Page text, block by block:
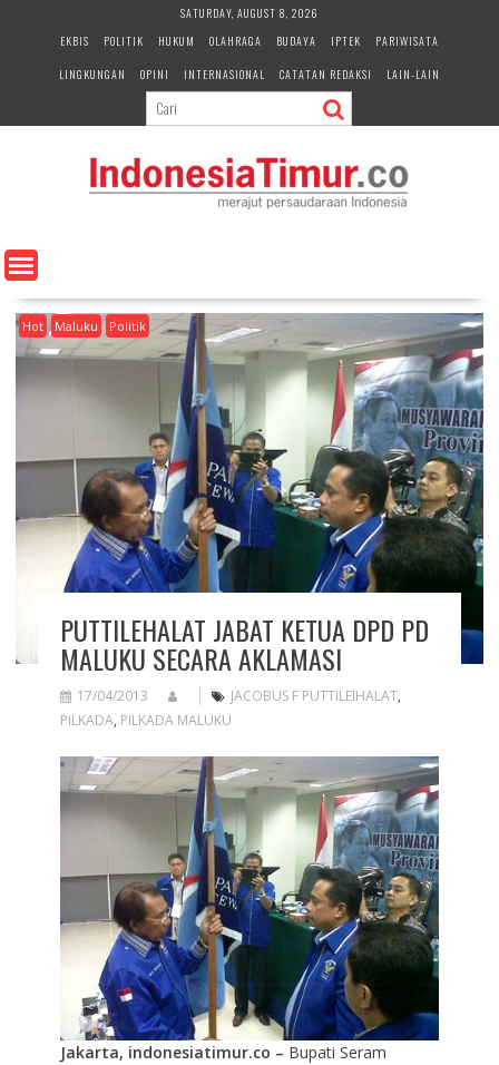
e
n
SATURDAY, AUGUST 8, 2026
EKBIS
POLITIK HUKUM OLAHRAGA BUDAYA IPTEK
PARIWISATA
LINGKUNGAN
OPINI INTERNASIONAL CATATAN REDAKSI LAIN-LAIN
Hot Maluku Politik
PUTTILEHALAT JABAT KETUA DPD PD
MALUKU SECARA AKLAMASI
17/04/2013 JACOBUS F PUTTILEIHALAT,
PILKADA, PILKADA MALUKU
Jakarta, indonesiatimur.co – Bupati Seram